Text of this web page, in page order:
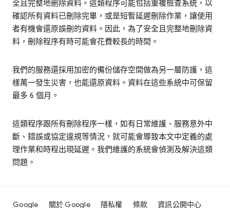
全且完整地刪除資料。這類程序可能包括重複檢查系統，以
確認所有資料已刪除完畢，或是短暫延遲刪除作業，讓使用
者有機會還原誤刪的資料。因此，為了安全且完整地刪除資
料，刪除程序有時可能會花費較長的時間。
我們的服務還採用加密的備份儲存空間做為另一層防護，這
樣萬一發生災害，也能還原資料。資料在這些系統中可保留
最多 6 個月。
這類程序跟所有刪除程序一樣，如有日常維護、服務意外中
斷、錯誤或協定違規等情況，就可能會導致本文中定義的處
理作業和時程出現延遲。我們維護的系統會偵測及解決這類
問題。
Google 關於 Google 隱私權 條款 資訊公開中心